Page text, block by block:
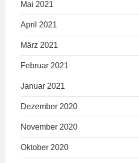
Mai 2021
April 2021
März 2021
Februar 2021
Januar 2021
Dezember 2020
November 2020
Oktober 2020